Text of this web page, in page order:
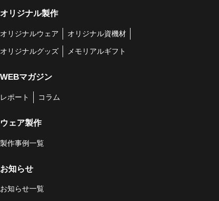
オリジナル製作
オリジナルウェア オリジナル資機材
オリジナルグッズ メモリアルギフト
WEBマガジン
レポート コラム
ウェア製作
製作事例一覧
お知らせ
お知らせ一覧